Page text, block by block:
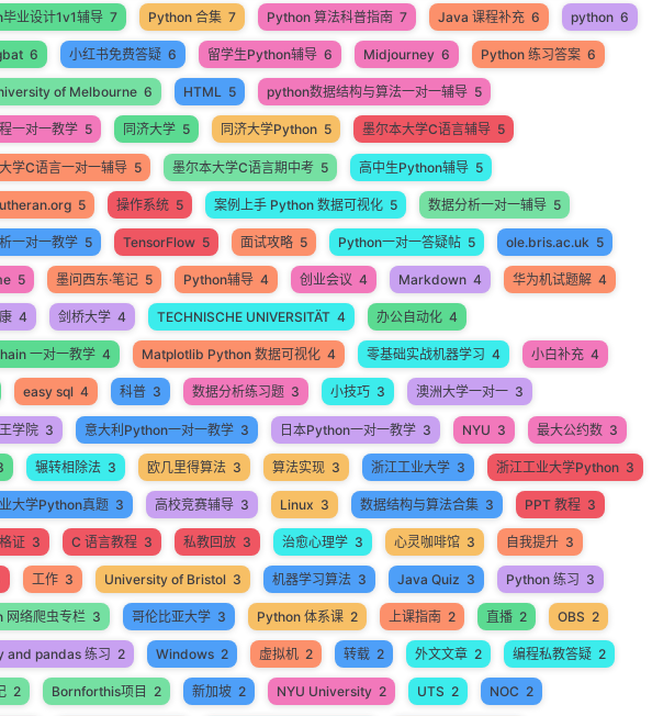
业设计1v1辅导 7 Python 合集 7 Python 算法科普指南 7 Java 课程补充 6 python 6
6 小红书免费答疑 6 留学生Python辅导 6 Midjourney 6 Python 练习答案 6
of Melbourne 6 HTML 5 python数据结构与算法一对一辅导 5
一对一教学 5 同济大学 5 同济大学Python 5 墨尔本大学C语言辅导 5
学C语言一对一辅导 5 墨尔本大学C语言期中考 5 高中生Python辅导 5
5 操作系统 5 案例上手 Python 数据可视化 5 数据分析一对一辅导 5
一对一教学 5 TensorFlow 5 面试攻略 5 Python一对一答疑帖 5 ole.bris.ac.uk 5
5 墨问西东·笔记 5 Python辅导 4 创业会议 4 Markdown 4 华为机试题解 4
4 剑桥大学 4 TECHNISCHE UNIVERSITÄT 4 办公自动化 4
一对一教学 4 Matplotlib Python 数据可视化 4 零基础实战机器学习 4 小白补充 4
easy sql 4 科普 3 数据分析练习题 3 小技巧 3 澳洲大学一对一 3
学院 3 意大利Python一对一教学 3 日本Python一对一教学 3 NYU 3 最大公约数 3
辗转相除法 3 欧几里得算法 3 算法实现 3 浙江工业大学 3 浙江工业大学Python 3
大学Python真题 3 高校竞赛辅导 3 Linux 3 数据结构与算法合集 3 PPT 教程 3
证 3 C 语言教程 3 私教回放 3 治愈心理学 3 心灵咖啡馆 3 自我提升 3
工作 3 University of Bristol 3 机器学习算法 3 Java Quiz 3 Python 练习 3
网络爬虫专栏 3 哥伦比亚大学 3 Python 体系课 2 上课指南 2 直播 2 OBS 2
and pandas 练习 2 Windows 2 虚拟机 2 转载 2 外文文章 2 编程私教答疑 2
2 Bornforthis项目 2 新加坡 2 NYU University 2 UTS 2 NOC 2